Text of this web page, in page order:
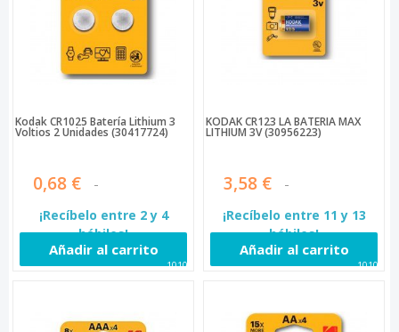
Kodak CR1025 Batería Lithium 3
Voltios 2 Unidades (30417724)
0,68 €
¡Recíbelo entre 2 y 4
hábiles!
Añadir al carrito
10103
KODAK CR123 LA BATERÍA MAX
LITHIUM 3V (30956223)
3,58 €
¡Recíbelo entre 11 y 13
hábiles!
Añadir al carrito
10105